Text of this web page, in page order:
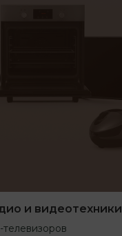
и видеотехники